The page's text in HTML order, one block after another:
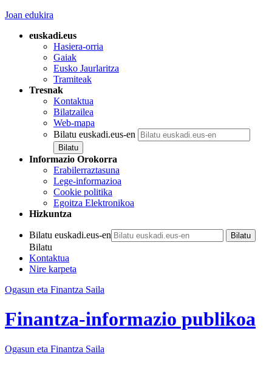
Joan edukira
euskadi.eus
Hasiera-orria
Gaiak
Eusko Jaurlaritza
Tramiteak
Tresnak
Kontaktua
Bilatzailea
Web-mapa
Bilatu euskadi.eus-en
Informazio Orokorra
Erabilerraztasuna
Lege-informazioa
Cookie politika
Egoitza Elektronikoa
Hizkuntza
Bilatu euskadi.eus-en
Bilatu
Kontaktua
Nire karpeta
Ogasun eta Finantza Saila
Finantza-informazio publikoa
Ogasun eta Finantza Saila